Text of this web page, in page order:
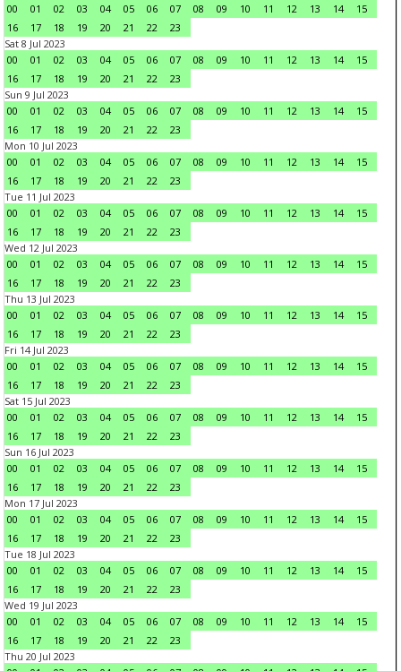
00
01 02 03 04 05 06 07 08 09 10 11 12 13 14
15
16
17 18 19 20 21 22
23
Sat 8 Jul 2023
00
01 02 03 04 05 06 07 08 09 10 11 12 13 14
15
16
17 18 19 20 21 22
23
Sun 9 Jul 2023
00
01 02 03 04 05 06 07 08 09 10 11 12 13 14
15
16
17 18 19 20 21 22
23
Mon 10 Jul 2023
00
01 02 03 04 05 06 07 08 09 10 11 12 13 14
15
16
17 18 19 20 21 22
23
Tue 11 Jul 2023
00
01 02 03 04 05 06 07 08 09 10 11 12 13 14
15
16
17 18 19 20 21 22
23
Wed 12 Jul 2023
00
01 02 03 04 05 06 07 08 09 10 11 12 13 14
15
16
17 18 19 20 21 22
23
Thu 13 Jul 2023
00
01 02 03 04 05 06 07 08 09 10 11 12 13 14
15
16
17 18 19 20 21 22
23
Fri 14 Jul 2023
00
01 02 03 04 05 06 07 08 09 10 11 12 13 14
15
16
17 18 19 20 21 22
23
Sat 15 Jul 2023
00
01 02 03 04 05 06 07 08 09 10 11 12 13 14
15
16
17 18 19 20 21 22
23
Sun 16 Jul 2023
00
01 02 03 04 05 06 07 08 09 10 11 12 13 14
15
16
17 18 19 20 21 22
23
Mon 17 Jul 2023
00
01 02 03 04 05 06 07 08 09 10 11 12 13 14
15
16
17 18 19 20 21 22
23
Tue 18 Jul 2023
00
01 02 03 04 05 06 07 08 09 10 11 12 13 14
15
16
17 18 19 20 21 22
23
Wed 19 Jul 2023
00
01 02 03 04 05 06 07 08 09 10 11 12 13 14
15
16
17 18 19 20 21 22
23
Thu 20 Jul 2023